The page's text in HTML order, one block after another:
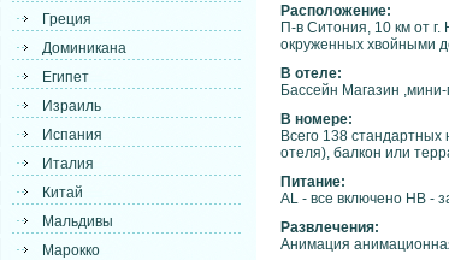
Греция
Доминикана
Египет
Израиль
Испания
Италия
Китай
Мальдивы
Марокко
Расположение:
П-в Ситония, 10 км от
окруженных хвойными
В отеле:
Бассейн Магазин
В номере:
Всего 138
отеля), балкон или
Питание:
AL - все включено HB -
Развлечения:
Анимация